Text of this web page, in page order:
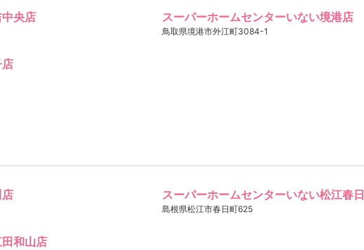
央店 スーパーホームセンターいない境港店
鳥取県境港市外江町3084-1
スーパーホームセンターいない松江春
島根県松江市春日町625
和山店